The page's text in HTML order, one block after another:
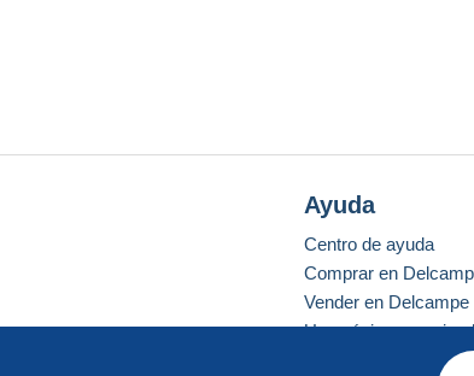
Ayuda
Centro de ayuda
Comprar en
Vender en Delcampe
Una página